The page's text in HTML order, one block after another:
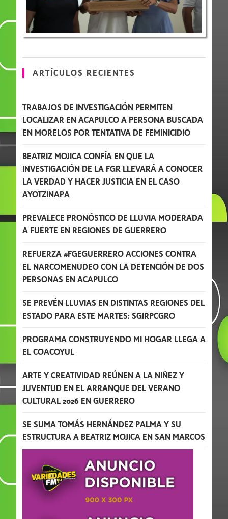
ARTÍCULOS RECIENTES
TRABAJOS DE INVESTIGACIÓN PERMITEN
LOCALIZAR EN ACAPULCO A PERSONA BUSCADA
EN MORELOS POR TENTATIVA DE FEMINICIDIO
BEATRIZ MOJICA CONFÍA EN QUE LA
INVESTIGACIÓN DE LA FGR LLEVARÁ A CONOCER
LA VERDAD Y HACER JUSTICIA EN EL CASO
AYOTZINAPA
PREVALECE PRONÓSTICO DE LLUVIA MODERADA
A FUERTE EN REGIONES DE GUERRERO
REFUERZA #FGEGUERRERO ACCIONES CONTRA
EL NARCOMENUDEO CON LA DETENCIÓN DE DOS
PERSONAS EN ACAPULCO
SE PREVÉN LLUVIAS EN DISTINTAS REGIONES DEL
ESTADO PARA ESTE MARTES: SGIRPCGRO
PROGRAMA CONSTRUYENDO MI HOGAR LLEGA A
EL COACOYUL
ARTE Y CREATIVIDAD REÚNEN A LA NIÑEZ Y
JUVENTUD EN EL ARRANQUE DEL VERANO
CULTURAL 2026 EN GUERRERO
SE SUMA TOMÁS HERNÁNDEZ PALMA Y SU
ESTRUCTURA A BEATRIZ MOJICA EN SAN MARCOS